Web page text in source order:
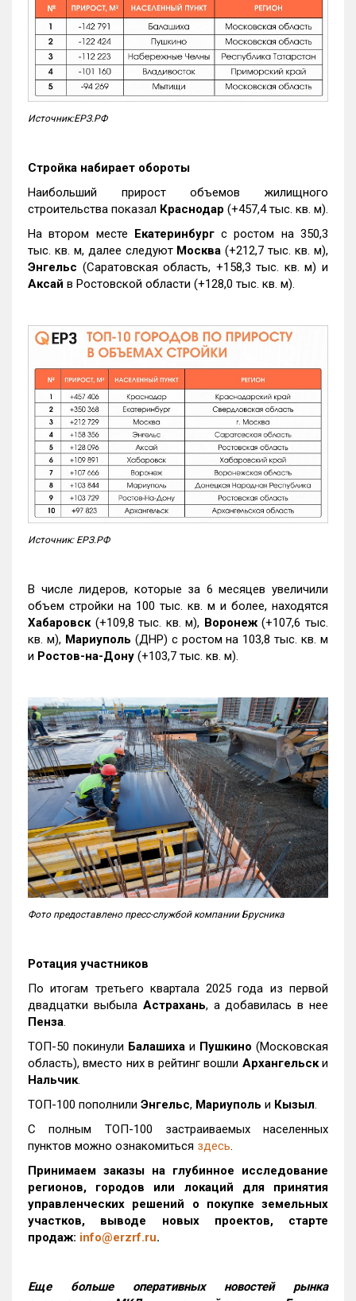
Источник:ЕРЗ.РФ
Стройка набирает обороты
Наибольший прирост объемов жилищного
строительства показал Краснодар (+457,4 тыс. кв. м).
На втором месте Екатеринбургс ростом на 350,3
тыс. кв. м, далее следуют Москва (+212,7 тыс. кв. м),
Энгельс (Саратовская область, +158,3 тыс. кв. м) и
Аксай в Ростовской области (+128,0 тыс. кв. м).
Источник: ЕРЗ.РФ
В числе лидеров, которые за 6 месяцев увеличили
объем стройки на 100 тыс. кв. м и более, находятся
Хабаровск (+109,8 тыс. кв. м), Воронеж(+107,6 тыс.
кв. м), Мариуполь (ДНР) с ростом на 103,8 тыс. кв. м
и Ростов-на-Дону (+103,7 тыс. кв. м).
Фото предоставлено пресс-службой компании Брусника
Ротация участников
По итогам третьего квартала 2025 года из первой
двадцатки выбыла Астрахань, а добавилась в нее
Пенза.
ТОП-50 покинули Балашиха и Пушкино (Московская
область), вместо них в рейтинг вошли Архангельски
Нальчик.
ТОП-100 пополнили Энгельс, Мариуполь и Кызыл.
С полным ТОП-100 застраиваемых населенных
пунктов можно ознакомиться здесь.
Принимаем заказы на глубинное исследование
регионов, городов или локаций для принятия
управленческих решений о покупке земельных
участков, выводе новых проектов, старте
продаж: info@erzrf.ru.
Еще больше оперативных новостей рынка